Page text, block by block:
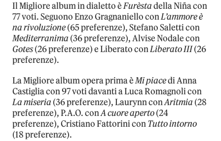
Il Migliore album in dialetto èFurèstadella Niña con
77 voti. Seguono Enzo Gragnaniello conL’ammore è
na rivoluzione(65 preferenze), Stefano Saletti con
Mediterranima (36 preferenze), Alvise Nodale con
Gotes(26 preferenze) e Liberato conLiberato III(26
preferenze).
La Migliore album opera prima èMi piacedi Anna
Castiglia con 97 voti davanti a Luca Romagnoli con
La miseria (36 preferenze), Laurynn conAritmia (28
preferenze), P.A.O. conA cuore aperto(24
preferenze), Cristiano Fattorini conTutto intorno
(18 preferenze).